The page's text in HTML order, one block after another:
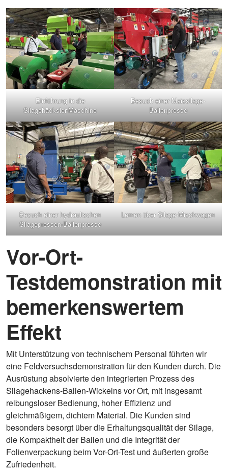
Einführung in die
Silagehäcksler-Maschine
Besuch einer Maissilage-
Ballenpresse
Besuch einer hydraulischen
Silagepressen-Ballenpresse
Lernen über Silage-Mischwagen
Vor-Ort-
Testdemonstration mit
bemerkenswertem
Effekt
Mit Unterstützung von technischem Personal führten wir
eine Feldversuchsdemonstration für den Kunden durch. Die
Ausrüstung absolvierte den integrierten Prozess des
Silagehackens-Ballen-Wickelns vor Ort, mit insgesamt
reibungsloser Bedienung, hoher Effizienz und
gleichmäßigem, dichtem Material. Die Kunden sind
besonders besorgt über die Erhaltungsqualität der Silage,
die Kompaktheit der Ballen und die Integrität der
Folienverpackung beim Vor-Ort-Test und äußerten große
Zufriedenheit.